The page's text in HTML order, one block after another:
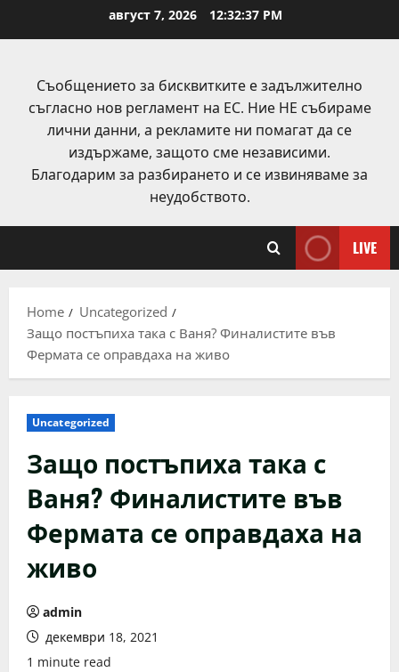
август 7, 2026 12:32:37 PM
Съобщението за бисквитките е задължително
съгласно нов регламент на ЕС. Ние НЕ събираме
лични данни, а рекламите ни помагат да се
издържаме, защото сме независими.
Благодарим за разбирането и се извиняваме за
неудобството.
LIVE
Home
Uncategorized
Защо постъпиха така с Ваня? Финалистите във
Фермата се оправдаха на живо
Uncategorized
Защо постъпиха така с
Ваня? Финалистите във
Фермата се оправдаха на
живо
admin
декември 18, 2021
1 minute read